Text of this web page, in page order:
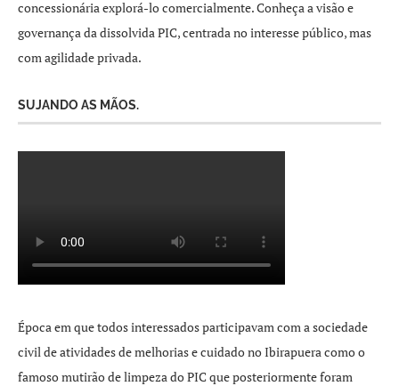
concessionária explorá-lo comercialmente. Conheça a visão e
governança da dissolvida PIC, centrada no interesse público, mas
com agilidade privada.
SUJANDO AS MÃOS.
Época em que todos interessados participavam com a sociedade
civil de atividades de melhorias e cuidado no Ibirapuera como o
famoso mutirão de limpeza do PIC que posteriormente foram